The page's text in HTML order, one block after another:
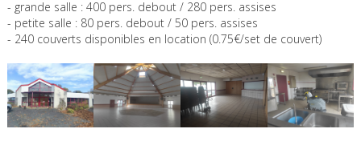
- grande salle : 400 pers. debout / 280 pers. assises
- petite salle : 80 pers. debout / 50 pers. assises
- 240 couverts disponibles en location (0.75€/set de couvert)